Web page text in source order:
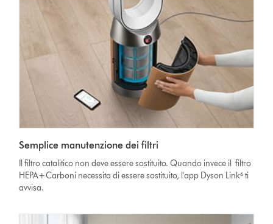
Semplice manutenzione dei filtri
Il filtro catalitico non deve essere sostituito. Quando invece il filtro
HEPA+Carboni necessita di essere sostituito, l'app Dyson Link⁶ ti
avvisa.